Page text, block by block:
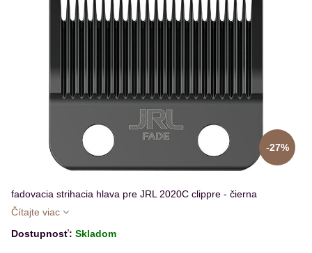
fadovacia strihacia hlava pre JRL 2020C clippre - čierna
Čítajte viac
27%
Dostupnosť: Skladom